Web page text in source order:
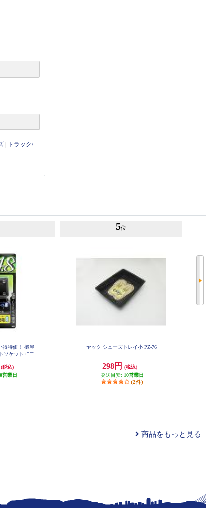
トラック/
得特価！ 槌屋
ソケット+2口
(税込)
営業日
5位
ヤック シューズトレイ小 PZ-76
298円
(税込)
発送目安: 10営業日
(2件)
商品をもっと見る